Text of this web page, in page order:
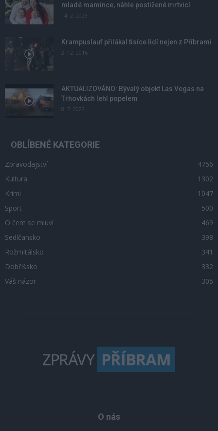
mladé mamince, náhle postižené mrtvicí
14. 2. 2023
Krampuslauf přilákal tisíce lidí nejen z Příbrami
2. 12. 2016
AKTUALIZOVÁNO: Bývalý objekt Las Vegas na
Trhovkách lehl popelem
8. 7. 2023
OBLÍBENÉ KATEGORIE
Zpravodajství
4756
Kultura
1302
Krimi
1047
Sport
500
O čem se mluví
469
Sedlčansko
398
Rožmitálsko
341
Dobříšsko
332
Váš názor
305
O nás